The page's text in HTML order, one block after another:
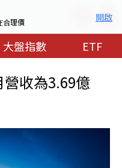
合理價 開啟
大盤指數 ETF
營收為3.69億